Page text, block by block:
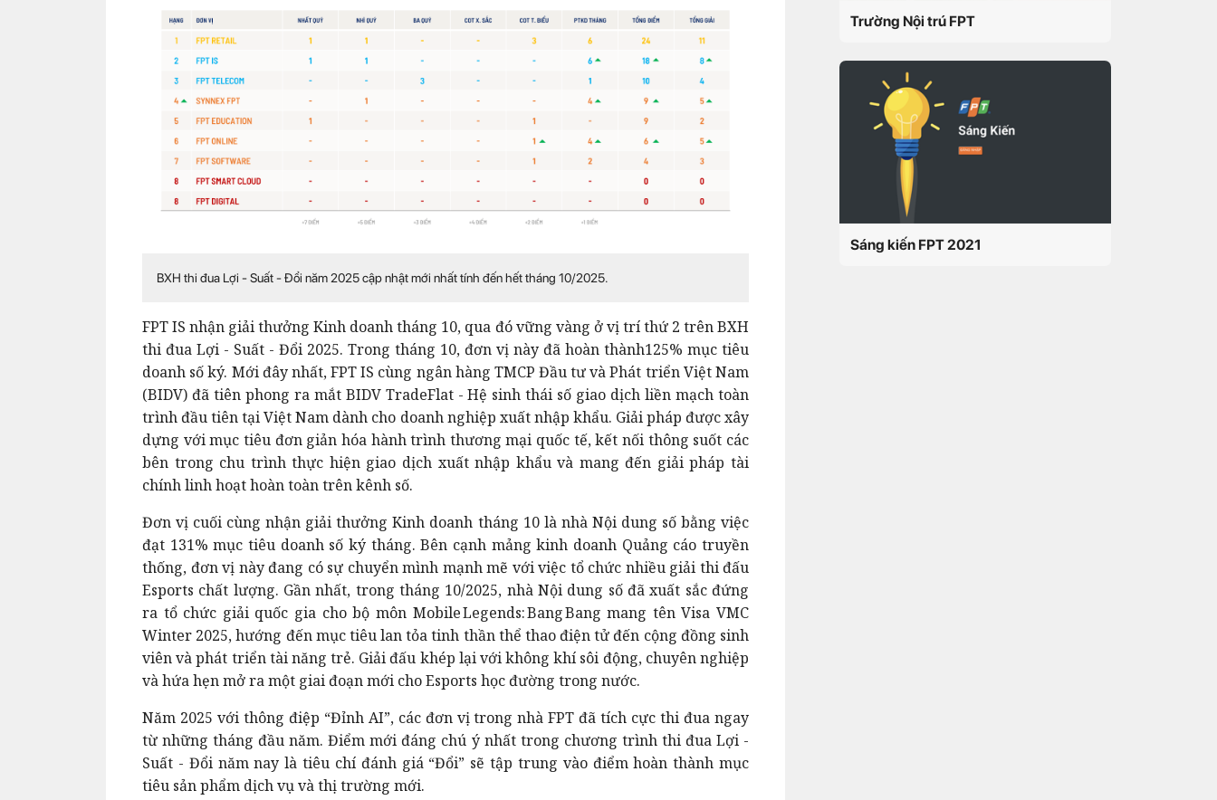
BXH thi đua Lợi - Suất - Đổi năm 2025 cập nhật mới nhất tính đến hết tháng 10/2025.
FPT IS nhận giải thưởng Kinh doanh tháng 10, qua đó vững vàng ở vị trí thứ 2 trên BXH
thi đua Lợi - Suất - Đổi 2025. Trong tháng 10, đơn vị này đã hoàn thành125% mục tiêu
doanh số ký. Mới đây nhất, FPT IS cùng ngân hàng TMCP Đầu tư và Phát triển Việt Nam
(BIDV) đã tiên phong ra mắt BIDV TradeFlat - Hệ sinh thái số giao dịch liền mạch toàn
trình đầu tiên tại Việt Nam dành cho doanh nghiệp xuất nhập khẩu. Giải pháp được xây
dựng với mục tiêu đơn giản hóa hành trình thương mại quốc tế, kết nối thông suốt các
bên trong chu trình thực hiện giao dịch xuất nhập khẩu và mang đến giải pháp tài
chính linh hoạt hoàn toàn trên kênh số.
Đơn vị cuối cùng nhận giải thưởng Kinh doanh tháng 10 là nhà Nội dung số bằng việc
đạt 131% mục tiêu doanh số ký tháng. Bên cạnh mảng kinh doanh Quảng cáo truyền
thống, đơn vị này đang có sự chuyển mình mạnh mẽ với việc tổ chức nhiều giải thi đấu
Esports chất lượng. Gần nhất, trong tháng 10/2025, nhà Nội dung số đã xuất sắc đứng
ra tổ chức giải quốc gia cho bộ môn Mobile Legends: Bang Bang mang tên Visa VMC
Winter 2025, hướng đến mục tiêu lan tỏa tinh thần thể thao điện tử đến cộng đồng sinh
viên và phát triển tài năng trẻ. Giải đấu khép lại với không khí sôi động, chuyên nghiệp
và hứa hẹn mở ra một giai đoạn mới cho Esports học đường trong nước.
Năm 2025 với thông điệp “Đỉnh AI”, các đơn vị trong nhà FPT đã tích cực thi đua ngay
từ những tháng đầu năm. Điểm mới đáng chú ý nhất trong chương trình thi đua Lợi -
Suất - Đổi năm nay là tiêu chí đánh giá “Đổi” sẽ tập trung vào điểm hoàn thành mục
tiêu sản phẩm dịch vụ và thị trường mới.
Trường Nội trú FPT
Sáng kiến FPT 2021